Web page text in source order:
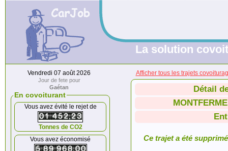
La solution
Vendredi 07 août 2026
Jour de fete pour
Gaétan
En covoiturant
Vous avez évité le rejet de
Tonnes de CO2
Vous avez économisé
Afficher tous les trajets
Détail
Ce trajet a été